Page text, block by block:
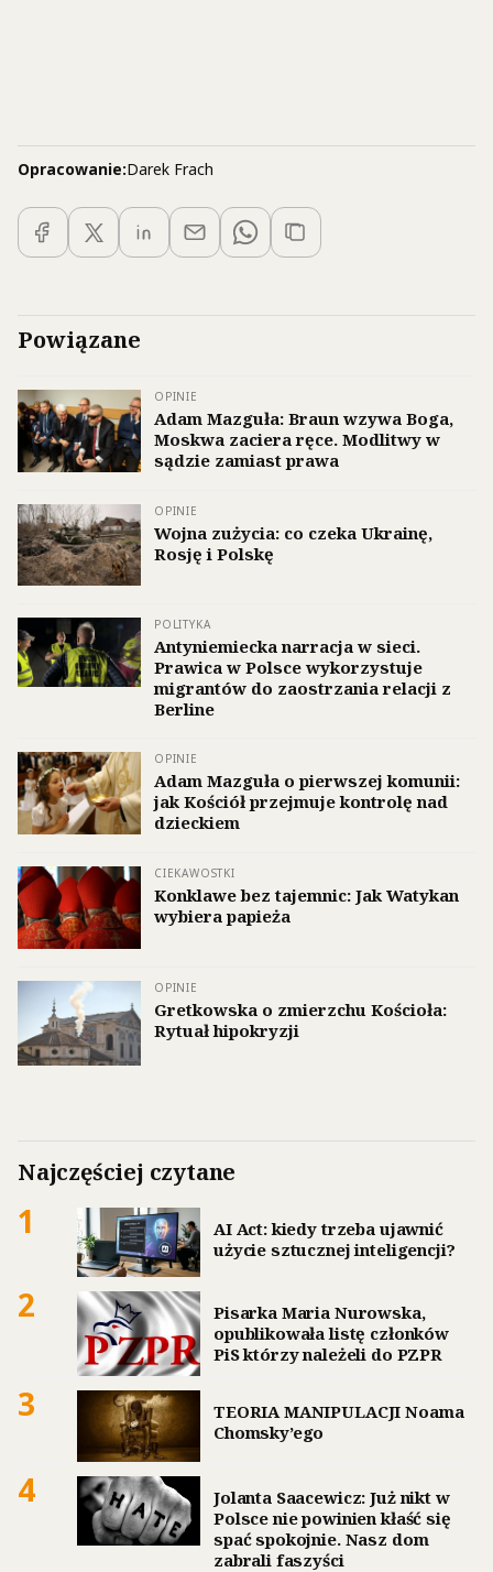
Opracowanie:Darek Frach
Powiązane
OPINIE
Adam Mazguła: Braun wzywa Boga,
Moskwa zaciera ręce. Modlitwy w
sądzie zamiast prawa
OPINIE
Wojna zużycia: co czeka Ukrainę,
Rosję i Polskę
POLITYKA
Antyniemiecka narracja w sieci.
Prawica w Polsce wykorzystuje
migrantów do zaostrzania relacji z
Berline
OPINIE
Adam Mazguła o pierwszej komunii:
jak Kościół przejmuje kontrolę nad
dzieckiem
CIEKAWOSTKI
Konklawe bez tajemnic: Jak Watykan
wybiera papieża
OPINIE
Gretkowska o zmierzchu Kościoła:
Rytuał hipokryzji
Najczęściej czytane
1
AI Act: kiedy trzeba ujawnić
użycie sztucznej inteligencji?
2
Pisarka Maria Nurowska,
opublikowała listę członków
PiS którzy należeli do PZPR
3
TEORIA MANIPULACJI Noama
Chomsky’ego
4
Jolanta Saacewicz: Już nikt w
Polsce nie powinien kłaść się
spać spokojnie. Nasz dom
zabrali faszyści